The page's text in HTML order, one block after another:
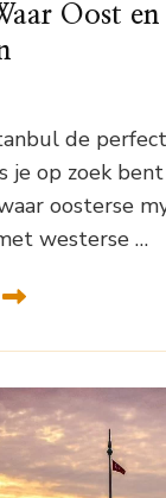
Oost en
de
je op zoek
oosterse
westerse …